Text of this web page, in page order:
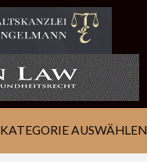
KONTAKT
KATEGORIE AUSWÄHLEN